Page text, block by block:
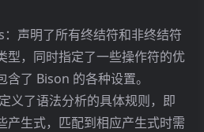
声明了所有终结符和非终结符
型，同时指定了一些操作符的优
了 Bison 的各种设置。
义了语法分析的具体规则，即
产生式，匹配到相应产生式时需